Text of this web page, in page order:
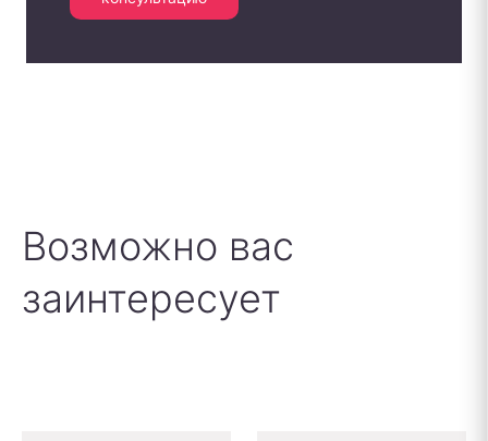
Возможно вас
заинтересует